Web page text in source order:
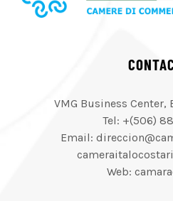
VMG Business Center,
Tel: +(506)
Email:
Web: